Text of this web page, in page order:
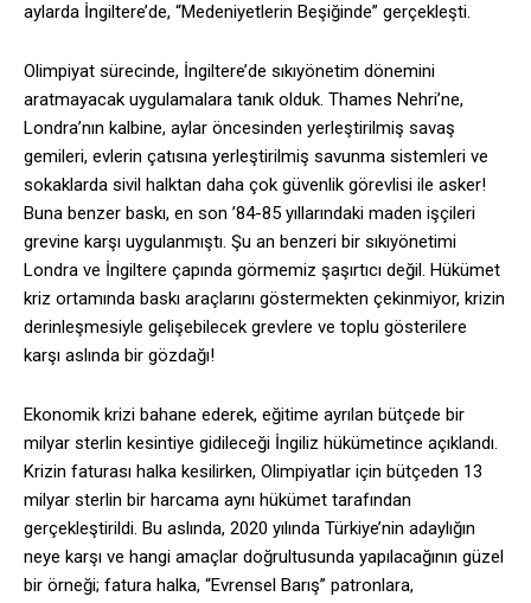
aylarda İngiltere’de, “Medeniyetlerin Beşiğinde” gerçekleşti.
Olimpiyat sürecinde, İngiltere’de sıkıyönetim dönemini
aratmayacak uygulamalara tanık olduk. Thames Nehri’ne,
Londra’nın kalbine, aylar öncesinden yerleştirilmiş savaş
gemileri, evlerin çatısına yerleştirilmiş savunma sistemleri ve
sokaklarda sivil halktan daha çok güvenlik görevlisi ile asker!
Buna benzer baskı, en son ’84-85 yıllarındaki maden işçileri
grevine karşı uygulanmıştı. Şu an benzeri bir sıkıyönetimi
Londra ve İngiltere çapında görmemiz şaşırtıcı değil. Hükümet
kriz ortamında baskı araçlarını göstermekten çekinmiyor, krizin
derinleşmesiyle gelişebilecek grevlere ve toplu gösterilere
karşı aslında bir gözdağı!
Ekonomik krizi bahane ederek, eğitime ayrılan bütçede bir
milyar sterlin kesintiye gidileceği İngiliz hükümetince açıklandı.
Krizin faturası halka kesilirken, Olimpiyatlar için bütçeden 13
milyar sterlin bir harcama aynı hükümet tarafından
gerçekleştirildi. Bu aslında, 2020 yılında Türkiye’nin adaylığın
neye karşı ve hangi amaçlar doğrultusunda yapılacağının güzel
bir örneği; fatura halka, “Evrensel Barış” patronlara,